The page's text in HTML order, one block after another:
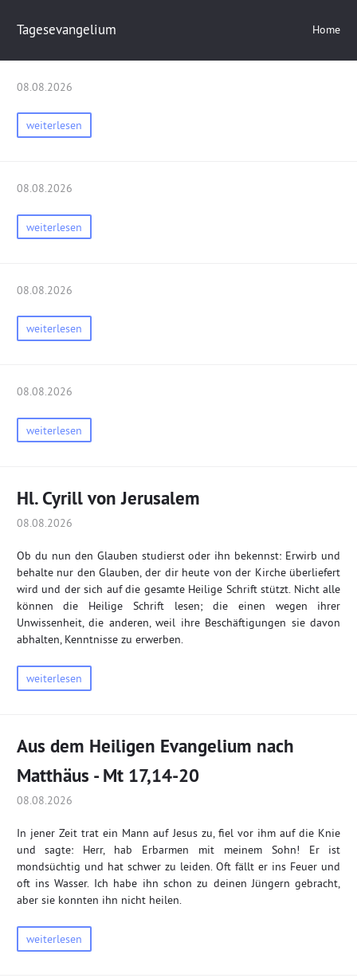
Tagesevangelium Home
08.08.2026
weiterlesen
08.08.2026
weiterlesen
08.08.2026
weiterlesen
08.08.2026
weiterlesen
Hl. Cyrill von Jerusalem
08.08.2026
Ob du nun den Glauben studierst oder ihn bekennst: Erwirb und
behalte nur den Glauben, der dir heute von der Kirche überliefert
wird und der sich auf die gesamte Heilige Schrift stützt. Nicht alle
können die Heilige Schrift lesen; die einen wegen ihrer
Unwissenheit, die anderen, weil ihre Beschäftigungen sie davon
abhalten, Kenntnisse zu erwerben.
weiterlesen
Aus dem Heiligen Evangelium nach
Matthäus - Mt 17,14-20
08.08.2026
In jener Zeit trat ein Mann auf Jesus zu, fiel vor ihm auf die Knie
und sagte: Herr, hab Erbarmen mit meinem Sohn! Er ist
mondsüchtig und hat schwer zu leiden. Oft fällt er ins Feuer und
oft ins Wasser. Ich habe ihn schon zu deinen Jüngern gebracht,
aber sie konnten ihn nicht heilen.
weiterlesen